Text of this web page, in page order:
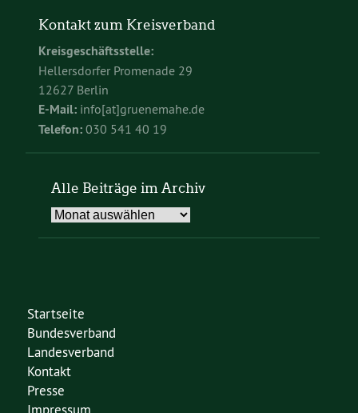
Kontakt zum Kreisverband
Kreisgeschäftsstelle:
Hellersdorfer Promenade 29
12627 Berlin
E-Mail: info[at]gruenemahe.de
Telefon: 030 541 40 19
Alle Beiträge im Archiv
Alle
Startseite
Bundesverband
Landesverband
Kontakt
Presse
Impressum